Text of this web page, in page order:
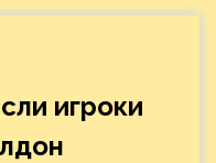
игроки